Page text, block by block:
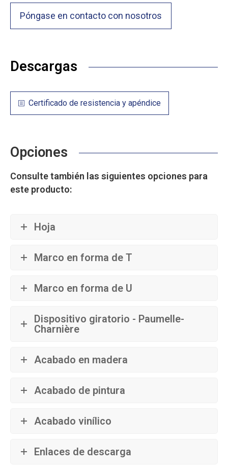
Póngase en contacto con nosotros
Descargas
Certificado de resistencia y apéndice
Opciones
Consulte también las siguientes opciones para
este producto:
Hoja
Marco en forma de T
Marco en forma de U
Dispositivo giratorio - Paumelle-
Charnière
Acabado en madera
Acabado de pintura
Acabado vinílico
Enlaces de descarga